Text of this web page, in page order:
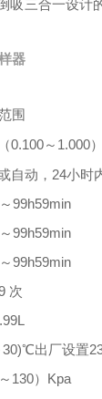
吸三合一设计
器
围
0.100～1.000
自动，24小时
99h59min
99h59min
99h59min
次
30)℃出厂设置
～130）Kpa